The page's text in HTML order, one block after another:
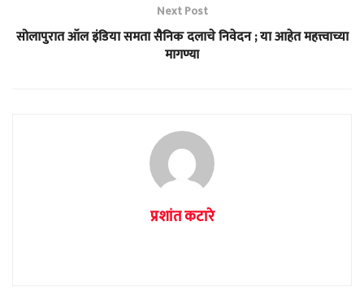
Next Post
सोलापुरात ऑल इंडिया समता सैनिक दलाचे निवेदन ; या आहेत महत्त्वाच्या
मागण्या
प्रशांत कटारे